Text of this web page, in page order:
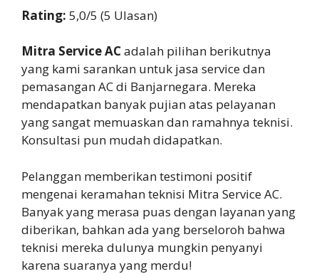
Rating: 5,0/5 (5 Ulasan)
Mitra Service ACadalah pilihan berikutnya
yang kami sarankan untuk jasa service dan
pemasangan AC di Banjarnegara. Mereka
mendapatkan banyak pujian atas pelayanan
yang sangat memuaskan dan ramahnya teknisi.
Konsultasi pun mudah didapatkan.
Pelanggan memberikan testimoni positif
mengenai keramahan teknisi Mitra Service AC.
Banyak yang merasa puas dengan layanan yang
diberikan, bahkan ada yang berseloroh bahwa
teknisi mereka dulunya mungkin penyanyi
karena suaranya yang merdu!